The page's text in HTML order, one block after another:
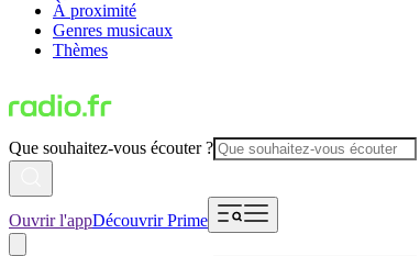
À proximité
Genres musicaux
Thèmes
Que souhaitez-vous écouter ?
Ouvrir l'appDécouvrir Prime